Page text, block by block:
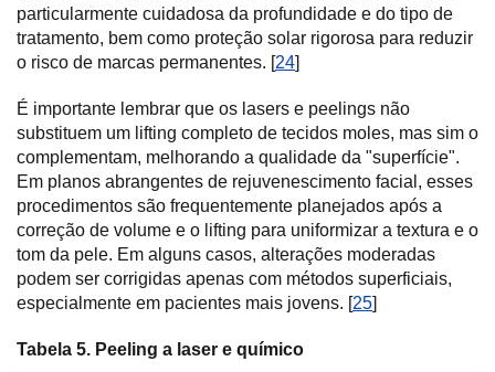
particularmente cuidadosa da profundidade e do tipo de
tratamento, bem como proteção solar rigorosa para reduzir
o risco de marcas permanentes. [24]
É importante lembrar que os lasers e peelings não
substituem um lifting completo de tecidos moles, mas sim o
complementam, melhorando a qualidade da "superfície".
Em planos abrangentes de rejuvenescimento facial, esses
procedimentos são frequentemente planejados após a
correção de volume e o lifting para uniformizar a textura e o
tom da pele. Em alguns casos, alterações moderadas
podem ser corrigidas apenas com métodos superficiais,
especialmente em pacientes mais jovens. [25]
Tabela 5. Peeling a laser e químico